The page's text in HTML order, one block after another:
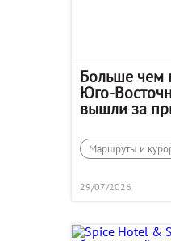
Больше чем
Юго-
вышли за
Маршруты и
29/07/2026